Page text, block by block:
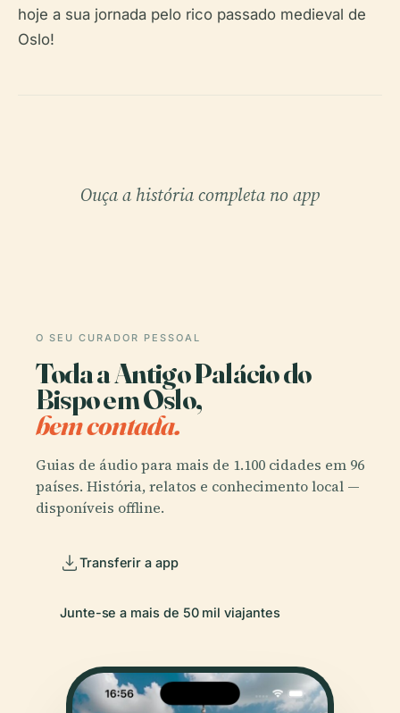
hoje a sua jornada pelo rico passado medieval de
Oslo!
Ouça a história completa no app
O SEU CURADOR PESSOAL
Toda a Antigo Palácio do
Bispo em Oslo,
bem contada.
Guias de áudio para mais de 1.100 cidades em 96
países. História, relatos e conhecimento local —
disponíveis offline.
Transferir a app
Junte-se a mais de 50 mil viajantes